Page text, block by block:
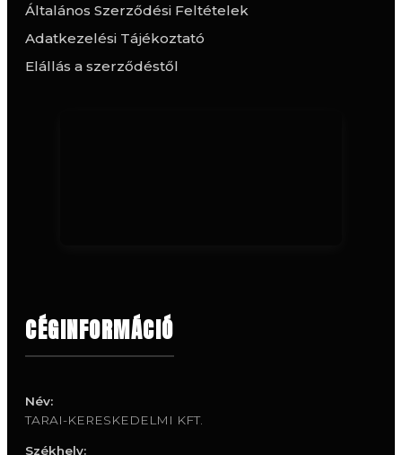
Általános Szerződési Feltételek
Adatkezelési Tájékoztató
Elállás a szerződéstől
CÉGINFORMÁCIÓ
Név:
TARAI-KERESKEDELMI KFT.
Székhely: